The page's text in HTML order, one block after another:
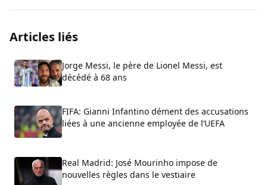
Articles liés
Jorge Messi, le père de Lionel Messi, est
décédé à 68 ans
FIFA: Gianni Infantino dément des accusations
liées à une ancienne employée de l’UEFA
Real Madrid: José Mourinho impose de
nouvelles règles dans le vestiaire